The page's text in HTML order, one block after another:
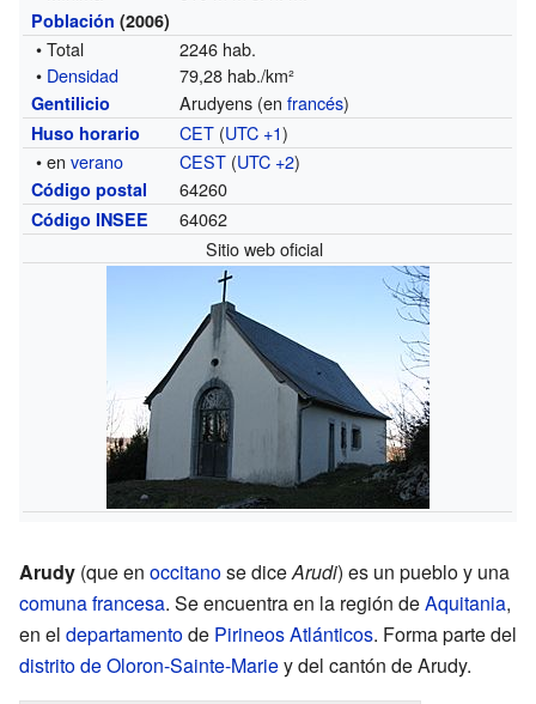
Población (2006)
• Total
2246 hab.
• Densidad 79,28 hab./km²
Gentilicio Arudyens (enfrancés)
Huso horario CET (UTC +1)
• enverano CEST (UTC +2)
Código postal 64260
Código INSEE
64062
Sitio web oficial
Arudy (que en occitanose diceArudi) es un pueblo y una
comuna francesa. Se encuentra en la región deAquitania,
en el departamentode Pirineos Atlánticos. Forma parte del
distrito de Oloron-Sainte-Mariey del cantón de Arudy.